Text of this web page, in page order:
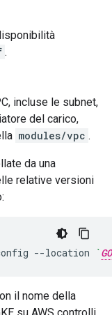
.
incluse le subnet,
del carico,
modules/vpc .
da una
relative versioni
--location `
il nome della